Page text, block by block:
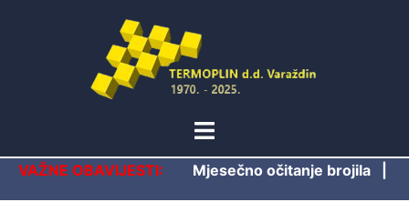
Toggle
VAŽNE OBAVIJESTI: Mjesečno očitanje brojila